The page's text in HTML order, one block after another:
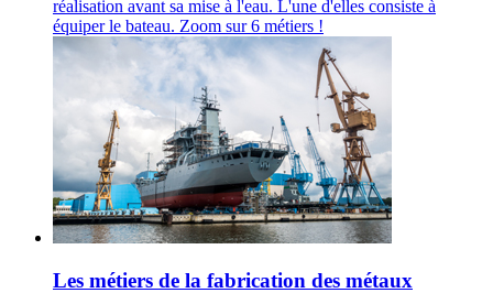
réalisation avant sa mise à l'eau. L'une d'elles consiste à
équiper le bateau. Zoom sur 6 métiers !
Les métiers de la fabrication des métaux